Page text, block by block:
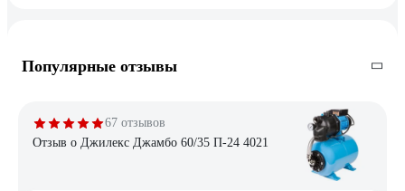
Популярные отзывы
67 отзывов
Отзыв о Джилекс Джамбо 60/35 П-24 4021